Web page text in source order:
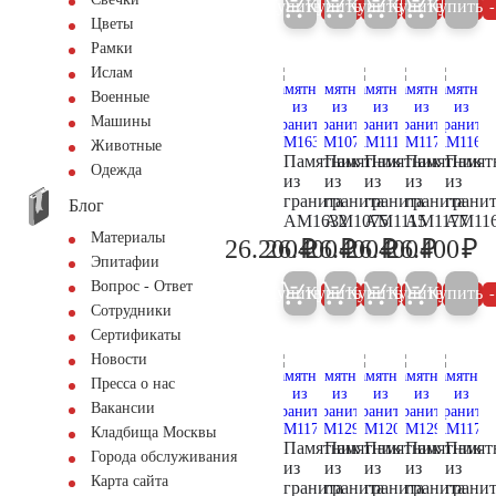
Цветы
Рамки
Ислам
Военные
Машины
Животные
Одежда
Блог
Материалы
Эпитафии
Вопрос - Ответ
Сотрудники
Сертификаты
Новости
Пресса о нас
Вакансии
Кладбища Москвы
Города обслуживания
Карта сайта
Купить 5%
Купить 5%
Купить 5%
Купить 5%
Купить
Памятник
из
гранита
AM1632
27.600
26.200₽
Купить 5%
Памятник
из
гранита
AM1075
27.800
26.400₽
Купить 5%
Памятник
из
гранита
AM1115
27.800
26.400₽
Купить 5%
Памятник
из
гранита
AM1177
27.800
26.400₽
Купить 5%
из
26.400₽
Купить
Памятник
из
гранита
Памятник
из
гранита
Памятник
из
гранита
Памятник
из
гранита
из